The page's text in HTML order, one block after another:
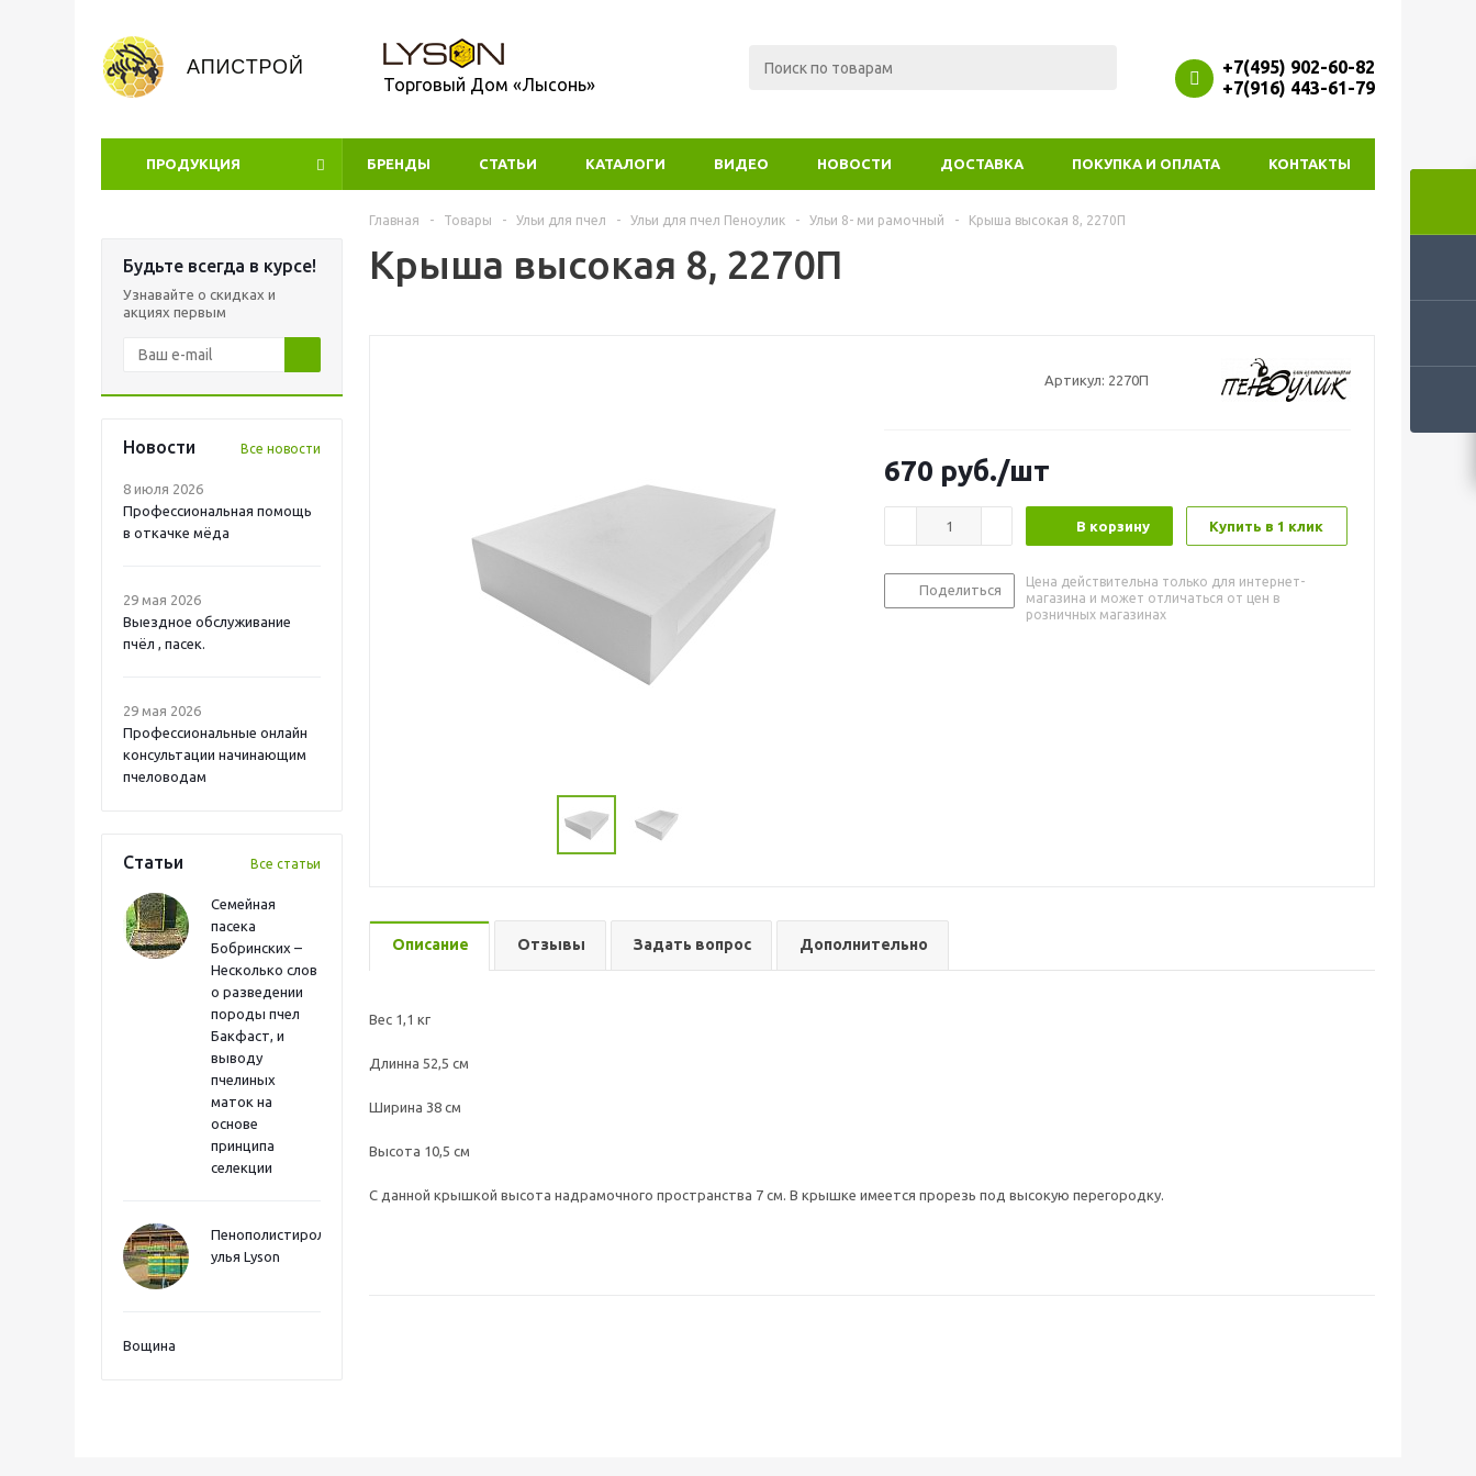
Торговый Дом «Лысонь»
+7(495) 902-60-82
+7(916) 443-61-79
ПРОДУКЦИЯ УЦЕНКА
БРЕНДЫ СТАТЬИ КАТАЛОГИ ВИДЕО НОВОСТИ ДОСТАВКА ПОКУПКА И ОПЛАТА КОНТАКТЫ
Будьте всегда в курсе!
Узнавайте о скидках и
акциях первым
Новости Все новости
8 июля 2026
Профессиональная помощь
в откачке мёда
29 мая 2026
Выездное обслуживание
пчёл , пасек.
29 мая 2026
Профессиональные онлайн
консультации начинающим
пчеловодам
Статьи Все статьи
Семейная
пасека
Бобринских –
Несколько слов
о разведении
породы пчел
Бакфаст, и
выводу
пчелиных
маток на
основе
принципа
селекции
Пенополистиролные
улья Lyson
Вощина
Главная - Товары - Ульи для пчел - Ульи для пчел Пеноулик - Ульи 8- ми рамочный - Крыша высокая 8, 2270П
Крыша высокая 8, 2270П
Артикул: 2270П
670 руб./шт
В корзину Купить в 1 клик
Поделиться
Цена действительна только для интернет-
магазина и может отличаться от цен в
розничных магазинах
Описание Отзывы Задать вопрос Дополнительно
Вес 1,1 кг
Длинна 52,5 см
Ширина 38 см
Высота 10,5 см
С данной крышкой высота надрамочного пространства 7 см. В крышке имеется прорезь под высокую перегородку.